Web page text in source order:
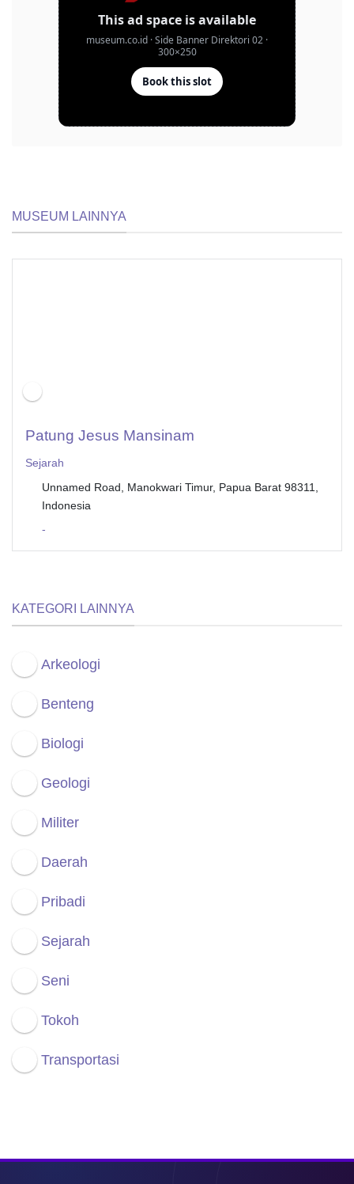
MUSEUM LAINNYA
Patung Jesus Mansinam
Sejarah
Unnamed Road, Manokwari Timur, Papua Barat 98311,
Indonesia
-
KATEGORI LAINNYA
Arkeologi
Benteng
Biologi
Geologi
Militer
Daerah
Pribadi
Sejarah
Seni
Tokoh
Transportasi